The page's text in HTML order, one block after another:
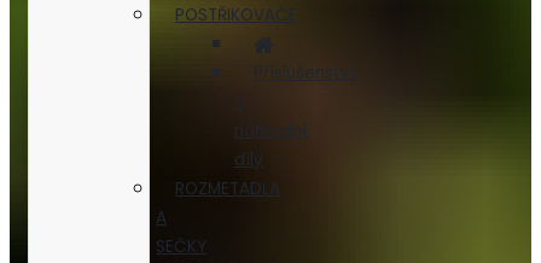
POSTŘIKOVAČE
Příslušenství
a
náhradní
díly
ROZMETADLA
A
SEČKY